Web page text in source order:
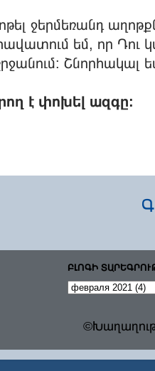
ջերմեռանդ
եմ, որ Դու
Շնորհակալ
է փոխել ազգը:
ԲԼՈԳԻ